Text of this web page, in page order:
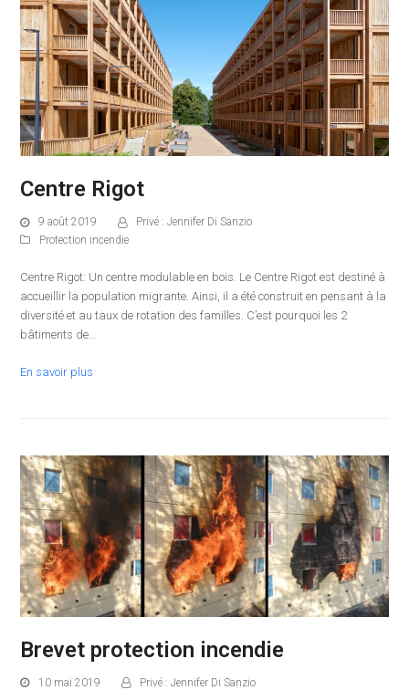
Centre Rigot
9 août 2019
Privé : Jennifer Di Sanzio
Protection incendie
Centre Rigot: Un centre modulable en bois. Le Centre Rigot est destiné à
accueillir la population migrante. Ainsi, il a été construit en pensant à la
diversité et au taux de rotation des familles. C’est pourquoi les 2
bâtiments de…
En savoir plus
Brevet protection incendie
10 mai 2019
Privé : Jennifer Di Sanzio